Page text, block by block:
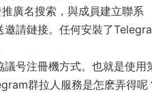
廣名搜索，與成員建立聯系
請鏈接。任何安裝了
号注冊機方式。也就是使用
群拉人服務是怎麽弄得呢